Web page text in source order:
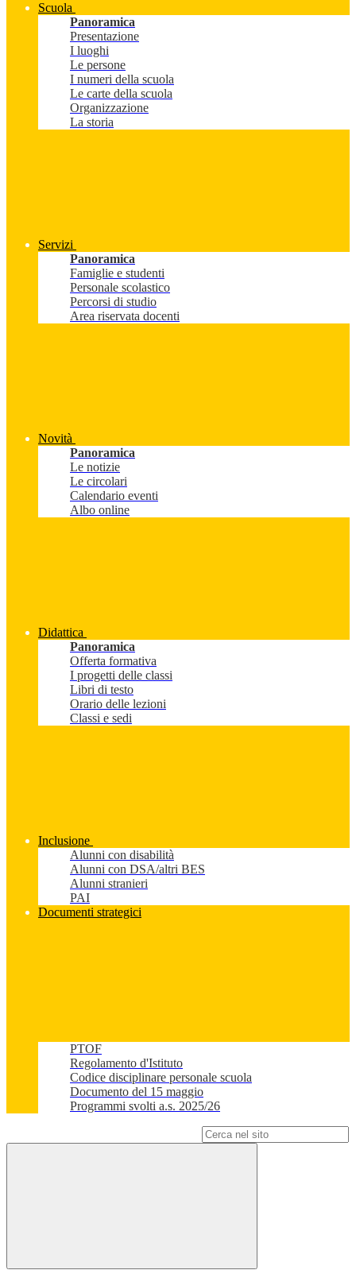
Scuola
Panoramica
Presentazione
I luoghi
Le persone
I numeri della scuola
Le carte della scuola
Organizzazione
La storia
Servizi
Panoramica
Famiglie e studenti
Personale scolastico
Percorsi di studio
Area riservata docenti
Novità
Panoramica
Le notizie
Le circolari
Calendario eventi
Albo online
Didattica
Panoramica
Offerta formativa
I progetti delle classi
Libri di testo
Orario delle lezioni
Classi e sedi
Inclusione
Alunni con disabilità
Alunni con DSA/altri BES
Alunni stranieri
PAI
Documenti strategici
PTOF
Regolamento d'Istituto
Codice disciplinare personale scuola
Documento del 15 maggio
Programmi svolti a.s. 2025/26